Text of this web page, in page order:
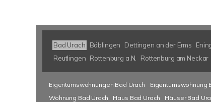
Bad Urach Böblingen Dettingen an der Erms
Reutlingen Rottenburg a.N. Rottenburg am Neckar
Eigentumswohnungen Bad Urach Eigentumswohnung
Wohnung Bad Urach
Haus Bad Urach Häuser Bad